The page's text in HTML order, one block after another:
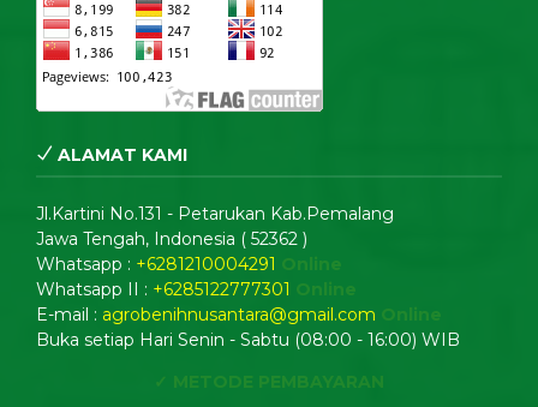
ALAMAT KAMI
Jl.Kartini No.131 - Petarukan Kab.Pemalang
Jawa Tengah, Indonesia ( 52362 )
Whatsapp : +6281210004291 Online
Whatsapp II : +6285122777301 Online
E-mail : agrobenihnusantara@gmail.com Online
Buka setiap Hari Senin - Sabtu (08:00 - 16:00) WIB
✓ METODE PEMBAYARAN